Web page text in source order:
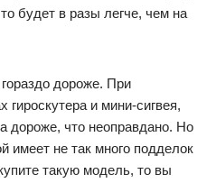
будет в разы легче, чем на
дороже. При
гироскутера и мини-сигвея,
дороже, что неоправдано. Но
имеет не так много подделок
такую модель, то вы